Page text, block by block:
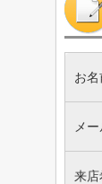
お名
メ
来店